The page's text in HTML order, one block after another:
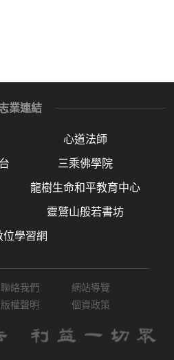
業連結
心道法師
三乘佛學院
龍樹生命和平教育中心
靈鷲山般若書坊
位學習網
聯絡我們
網站導覽
版權聲明 個資政策